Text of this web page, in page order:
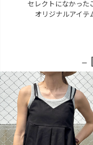
セレクトになかった
オリジナルアイテ
-